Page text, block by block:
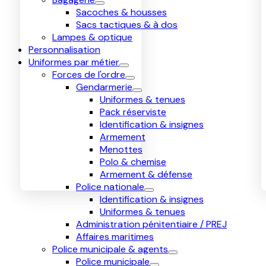
Sacoches & housses
Sacs tactiques & à dos
Lampes & optique
Personnalisation
Uniformes par métier
Forces de l'ordre
Gendarmerie
Uniformes & tenues
Pack réserviste
Identification & insignes
Armement
Menottes
Polo & chemise
Armement & défense
Police nationale
Identification & insignes
Uniformes & tenues
Administration pénitentiaire / PREJ
Affaires maritimes
Police municipale & agents
Police municipale